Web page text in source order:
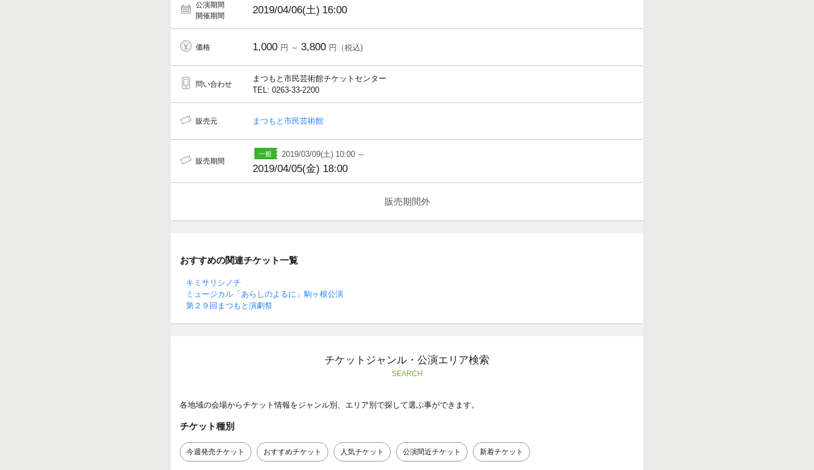
公演期間
開催期間
2019/04/06(土) 16:00
価格 1,000 円 ～ 3,800 円（税込)
問い合わせ
まつもと市民芸術館チケットセンター
TEL: 0263-33-2200
販売元 まつもと市民芸術館
販売期間
2019/03/09(土) 10:00 ～
2019/04/05(金) 18:00
販売期間外
おすすめの関連チケット一覧
キミサリシノチ
ミュージカル「あらしのよるに」駒ヶ根公演
第２９回まつもと演劇祭
チケットジャンル・公演エリア検索
SEARCH
各地域の会場からチケット情報をジャンル別、エリア別で探して選ぶ事ができます。
チケット種別
今週発売チケット おすすめチケット 人気チケット 公演間近チケット 新着チケット